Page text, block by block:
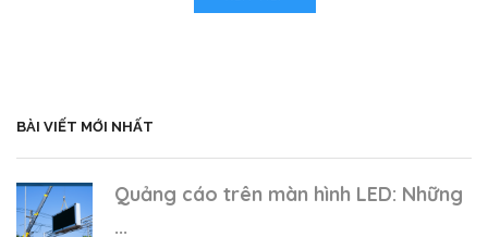
BÀI VIẾT MỚI NHẤT
Quảng cáo trên màn hình LED: Những
...